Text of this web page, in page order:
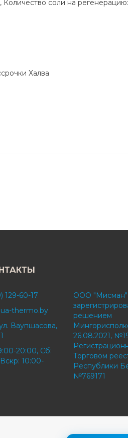
соли на
Халва
129-60-17
thermo.by
Ваупшасова,
20:00, Сб:
10:00-
ООО
решением
26.08.2021,
Торговом
Республики
№769171